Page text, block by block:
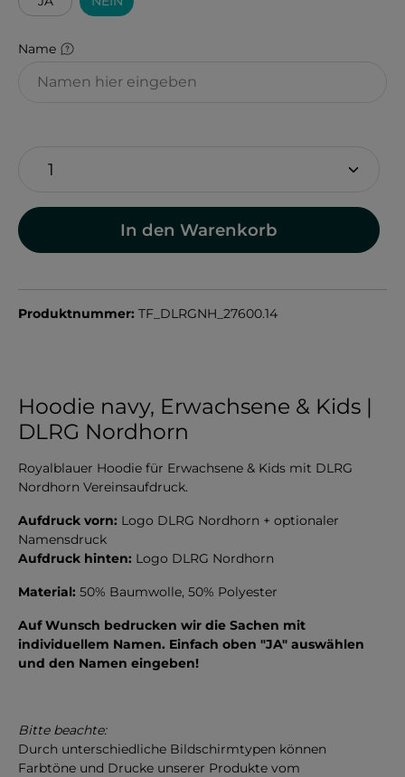
Name
In den Warenkorb
Produktnummer: TF_DLRGNH_27600.14
Hoodie navy, Erwachsene & Kids |
DLRG Nordhorn
Royalblauer Hoodie für Erwachsene & Kids mit DLRG
Nordhorn Vereinsaufdruck.
Aufdruck vorn: Logo DLRG Nordhorn + optionaler
Namensdruck
Aufdruck hinten: Logo DLRG Nordhorn
Material: 50% Baumwolle, 50% Polyester
Auf Wunsch bedrucken wir die Sachen mit
individuellem Namen. Einfach oben "JA" auswählen
und den Namen eingeben!
Bitte beachte:
Durch unterschiedliche Bildschirmtypen können
Farbtöne und Drucke unserer Produkte vom